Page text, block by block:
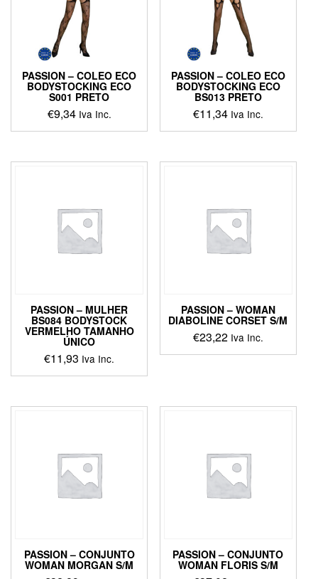
PASSION – COLEO ECO
BODYSTOCKING ECO
S001 PRETO
€9,34 Iva Inc.
This
has
options
may
product
page
PASSION – COLEO ECO
BODYSTOCKING ECO
BS013 PRETO
€11,34 Iva Inc.
This
has
options
may
product
page
PASSION – MULHER
BS084 BODYSTOCK
VERMELHO TAMANHO
ÚNICO
€11,93 Iva Inc.
PASSION – WOMAN
DIABOLINE CORSET S/M
€23,22 Iva Inc.
PASSION – CONJUNTO
WOMAN MORGAN S/M
PASSION – CONJUNTO
WOMAN FLORIS S/M